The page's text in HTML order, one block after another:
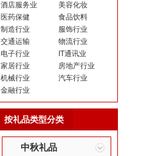
酒店服务业
美容化妆
医药保健
食品饮料
制造行业
服饰行业
交通运输
物流行业
电子行业
IT通讯业
家居行业
房地产行业
机械行业
汽车行业
金融行业
按礼品类型分类
中秋礼品